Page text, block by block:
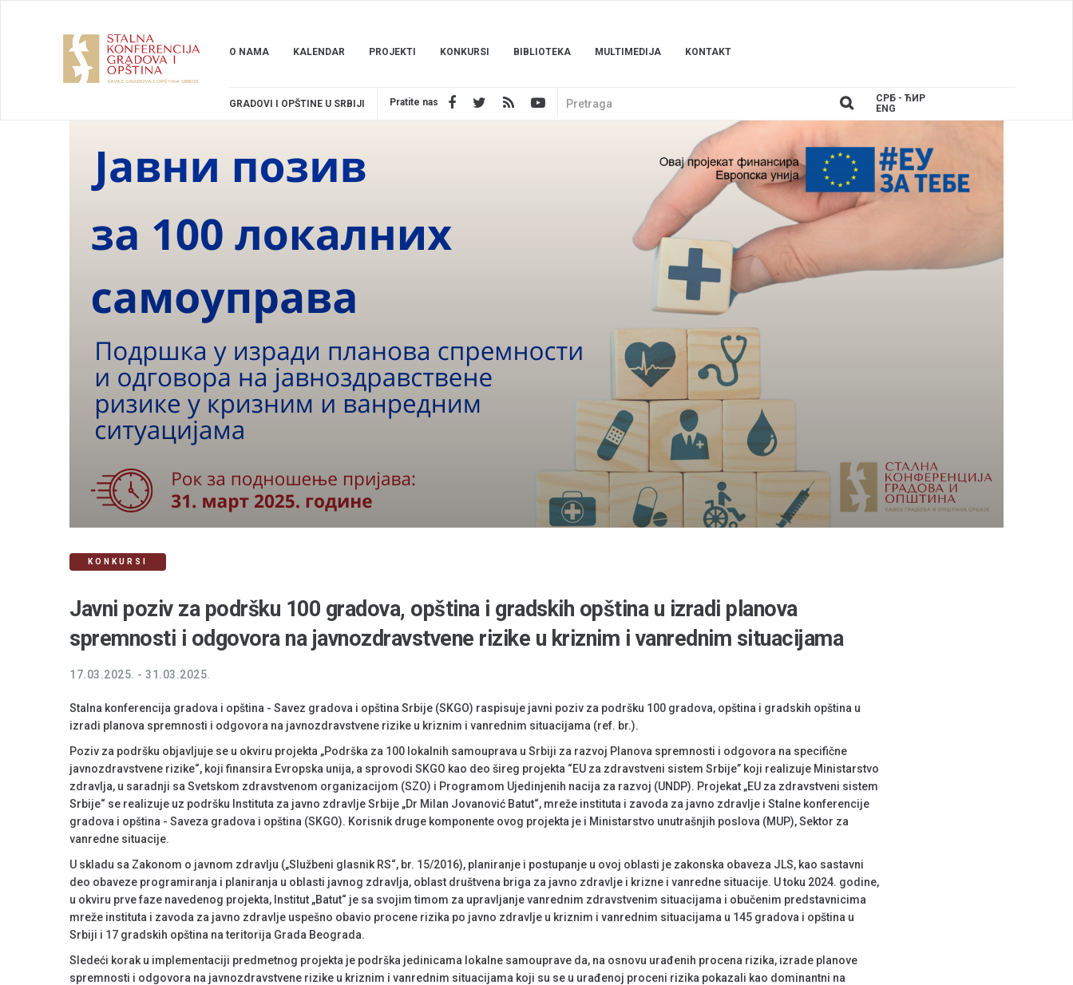
O NAMA KALENDAR PROJEKTI KONKURSI BIBLIOTEKA MULTIMEDIJA KONTAKT
GRADOVI I OPŠTINE U SRBIJI Pratite nas
СРБ - ЋИР
ENG
KONKURSI
Javni poziv za podršku 100 gradova, opština i gradskih opština u izradi planova
spremnosti i odgovora na javnozdravstvene rizike u kriznim i vanrednim situacijama
17.03.2025. - 31.03.2025.
Stalna konferencija gradova i opština - Savez gradova i opština Srbije (SKGO) raspisuje javni poziv za podršku 100 gradova, opština i gradskih opština u
izradi planova spremnosti i odgovora na javnozdravstvene rizike u kriznim i vanrednim situacijama (ref. br.).
Poziv za podršku objavljuje se u okviru projekta „Podrška za 100 lokalnih samouprava u Srbiji za razvoj Planova spremnosti i odgovora na specifične
javnozdravstvene rizike“, koji finansira Evropska unija, a sprovodi SKGO kao deo šireg projekta “EU za zdravstveni sistem Srbije” koji realizuje Ministarstvo
zdravlja, u saradnji sa Svetskom zdravstvenom organizacijom (SZO) i Programom Ujedinjenih nacija za razvoj (UNDP). Projekat „EU za zdravstveni sistem
Srbije“ se realizuje uz podršku Instituta za javno zdravlje Srbije „Dr Milan Jovanović Batut“, mreže instituta i zavoda za javno zdravlje i Stalne konferencije
gradova i opština - Saveza gradova i opština (SKGO). Korisnik druge komponente ovog projekta je i Ministarstvo unutrašnjih poslova (MUP), Sektor za
vanredne situacije.
U skladu sa Zakonom o javnom zdravlju („Službeni glasnik RS“, br. 15/2016), planiranje i postupanje u ovoj oblasti je zakonska obaveza JLS, kao sastavni
deo obaveze programiranja i planiranja u oblasti javnog zdravlja, oblast društvena briga za javno zdravlje i krizne i vanredne situacije. U toku 2024. godine,
u okviru prve faze navedenog projekta, Institut „Batut“ je sa svojim timom za upravljanje vanrednim zdravstvenim situacijama i obučenim predstavnicima
mreže instituta i zavoda za javno zdravlje uspešno obavio procene rizika po javno zdravlje u kriznim i vanrednim situacijama u 145 gradova i opština u
Srbiji i 17 gradskih opština na teritorija Grada Beograda.
Sledeći korak u implementaciji predmetnog projekta je podrška jedinicama lokalne samouprave da, na osnovu urađenih procena rizika, izrade planove
spremnosti i odgovora na javnozdravstvene rizike u kriznim i vanrednim situacijama koji su se u urađenoj proceni rizika pokazali kao dominantni na